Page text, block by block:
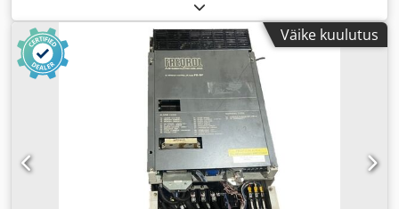
Väike kuulutus